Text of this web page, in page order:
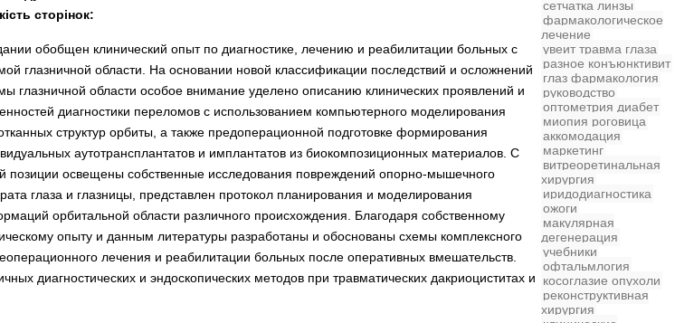
сторінок:
обобщен клинический опыт по диагностике, лечению и реабилитации больных с
глазничной области. На основании новой классификации последствий и осложнений
глазничной области особое внимание уделено описанию клинических проявлений и
диагностики переломов с использованием компьютерного моделирования
структур орбиты, а также предоперационной подготовке формирования
аутотрансплантатов и имплантатов из биокомпозиционных материалов. С
позиции освещены собственные исследования повреждений опорно-мышечного
глаза и глазницы, представлен протокол планирования и моделирования
орбитальной области различного происхождения. Благодаря собственному
опыту и данным литературы разработаны и обоснованы схемы комплексного
лечения и реабилитации больных после оперативных вмешательств.
диагностических и эндоскопических методов при травматических дакриоциститах и
сетчатка линзы
фармакологическое
лечение
увеит травма глаза
разное конъюнктивит
глаз фармакология
руководство
оптометрия диабет
миопия роговица
аккомодация
маркетинг
витреоретинальная
хирургия
иридодиагностика
ожоги
макулярная
дегенерация
учебники
офтальмлогия
косоглазие опухоли
реконструктивная
хирургия